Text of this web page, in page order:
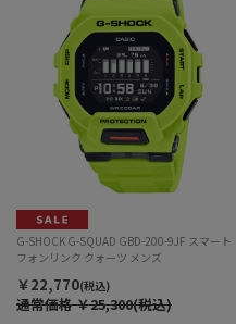
G-SHOCK G-SQUAD GBD-200-9JF スマート
フォンリンク クォーツ メンズ
￥22,770(税込)
通常価格￥25,300(税込)